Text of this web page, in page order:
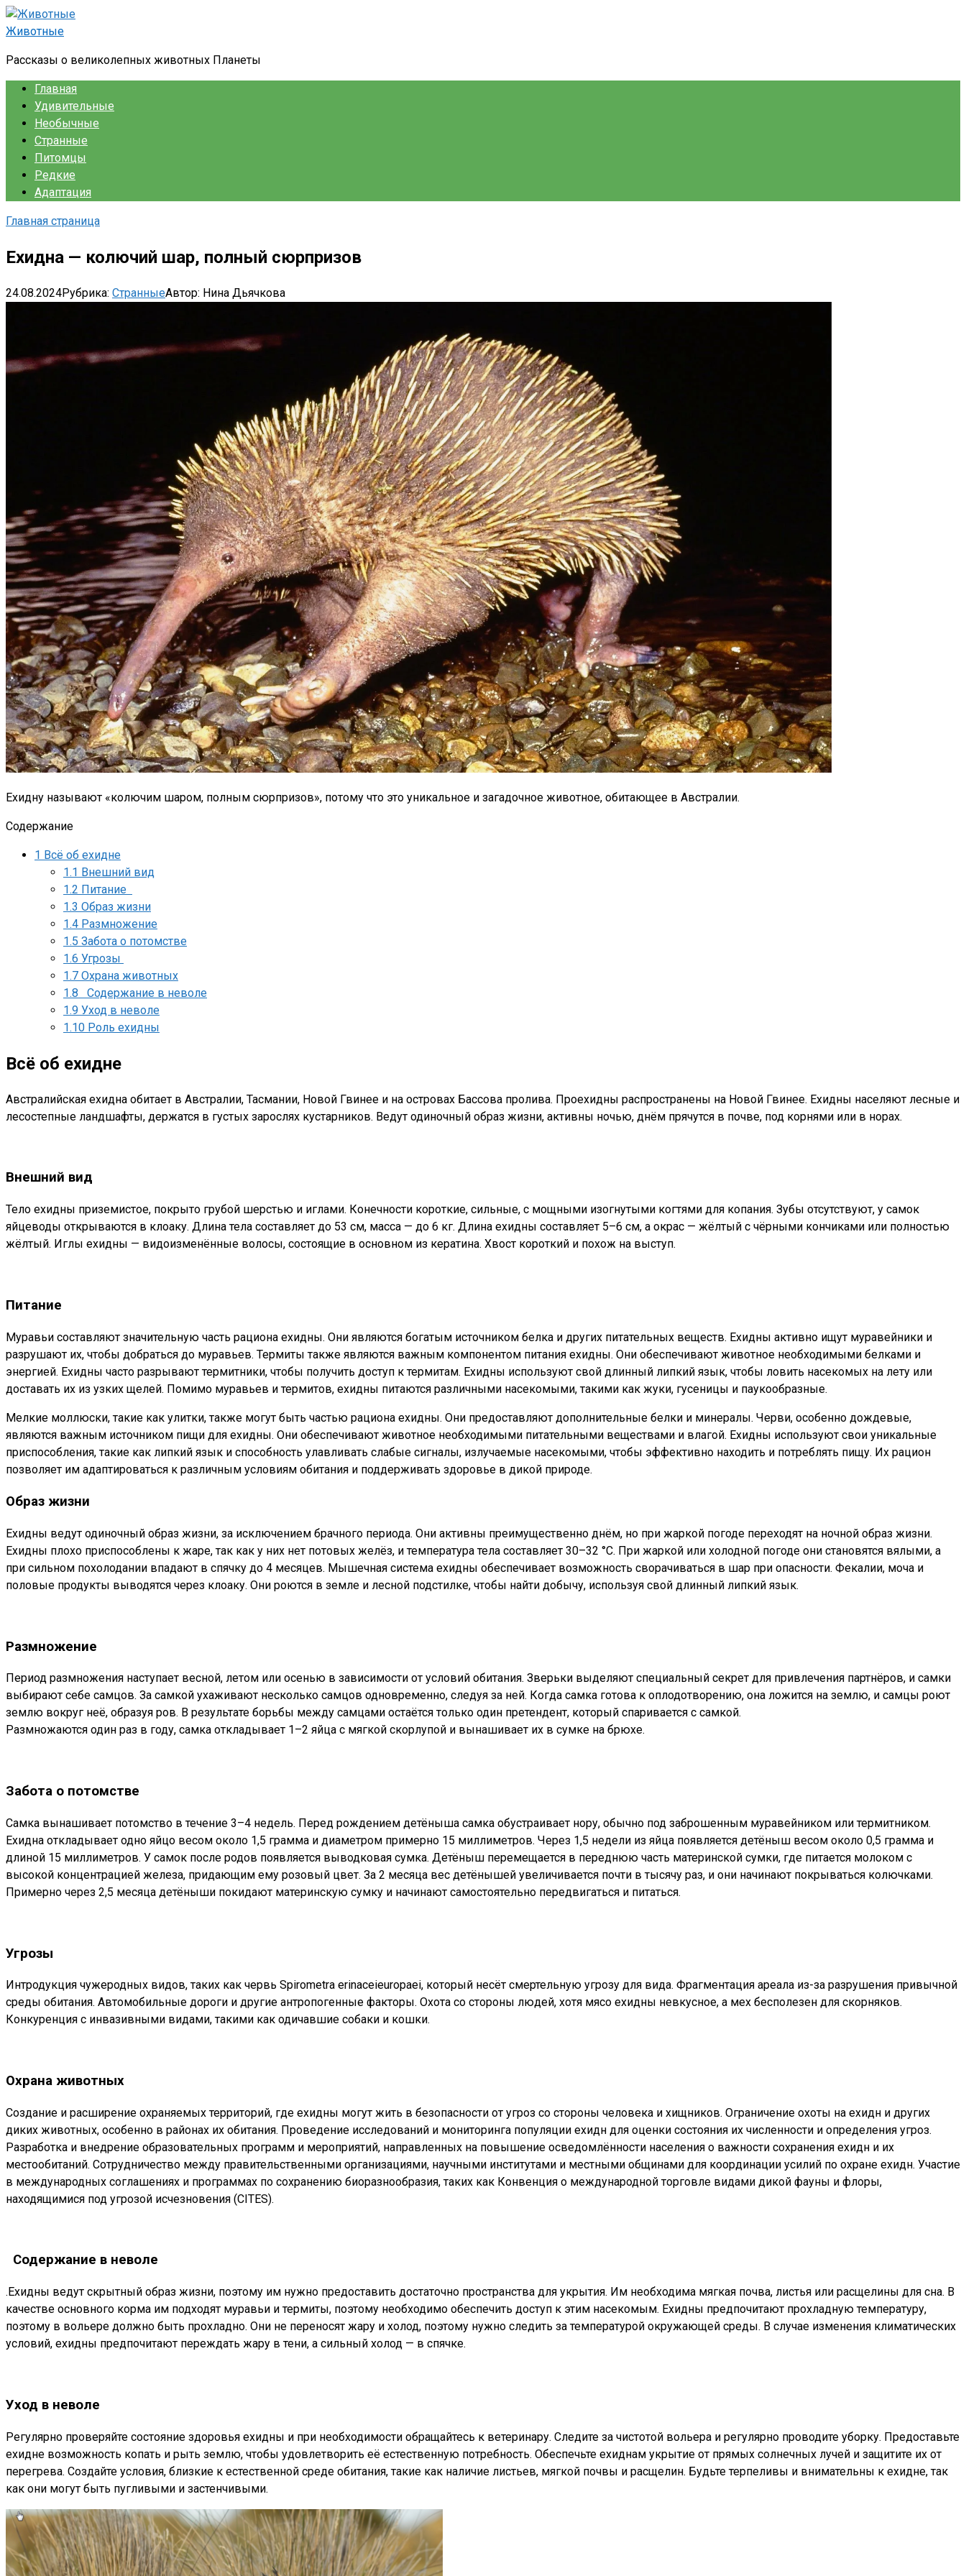
Перейти
к
Животные
Рассказы о великолепных животных Планеты
Главная
Удивительные
Необычные
Странные
Питомцы
Редкие
Адаптация
Главная страница
Ехидна — колючий шар, полный сюрпризов
24.08.2024Рубрика: СтранныеАвтор: Нина Дьячкова
Ехидну называют «колючим шаром, полным сюрпризов», потому что это уникальное и загадочное животное, обитающее в Австралии.
Содержание
1 Всё об ехидне
1.1 Внешний вид
1.2 Питание
1.3 Образ жизни
1.4 Размножение
1.5 Забота о потомстве
1.6 Угрозы
1.7 Охрана животных
1.8 Содержание в неволе
1.9 Уход в неволе
1.10 Роль ехидны
Всё об ехидне
Австралийская ехидна обитает в Австралии, Тасмании, Новой Гвинее и на островах Бассова пролива. Проехидны распространены на Новой Гвинее. Ехидны населяют лесные и
лесостепные ландшафты, держатся в густых зарослях кустарников. Ведут одиночный образ жизни, активны ночью, днём прячутся в почве, под корнями или в норах.
Внешний вид
Тело ехидны приземистое, покрыто грубой шерстью и иглами. Конечности короткие, сильные, с мощными изогнутыми когтями для копания. Зубы отсутствуют, у самок
яйцеводы открываются в клоаку. Длина тела составляет до 53 см, масса — до 6 кг. Длина ехидны составляет 5–6 см, а окрас — жёлтый с чёрными кончиками или полностью
жёлтый. Иглы ехидны — видоизменённые волосы, состоящие в основном из кератина. Хвост короткий и похож на выступ.
Питание
Муравьи составляют значительную часть рациона ехидны. Они являются богатым источником белка и других питательных веществ. Ехидны активно ищут муравейники и
разрушают их, чтобы добраться до муравьев. Термиты также являются важным компонентом питания ехидны. Они обеспечивают животное необходимыми белками и
энергией. Ехидны часто разрывают термитники, чтобы получить доступ к термитам. Ехидны используют свой длинный липкий язык, чтобы ловить насекомых на лету или
доставать их из узких щелей. Помимо муравьев и термитов, ехидны питаются различными насекомыми, такими как жуки, гусеницы и паукообразные.
Мелкие моллюски, такие как улитки, также могут быть частью рациона ехидны. Они предоставляют дополнительные белки и минералы. Черви, особенно дождевые,
являются важным источником пищи для ехидны. Они обеспечивают животное необходимыми питательными веществами и влагой. Ехидны используют свои уникальные
приспособления, такие как липкий язык и способность улавливать слабые сигналы, излучаемые насекомыми, чтобы эффективно находить и потреблять пищу. Их рацион
позволяет им адаптироваться к различным условиям обитания и поддерживать здоровье в дикой природе.
Образ жизни
Ехидны ведут одиночный образ жизни, за исключением брачного периода. Они активны преимущественно днём, но при жаркой погоде переходят на ночной образ жизни.
Ехидны плохо приспособлены к жаре, так как у них нет потовых желёз, и температура тела составляет 30–32 °C. При жаркой или холодной погоде они становятся вялыми, а
при сильном похолодании впадают в спячку до 4 месяцев. Мышечная система ехидны обеспечивает возможность сворачиваться в шар при опасности. Фекалии, моча и
половые продукты выводятся через клоаку. Они роются в земле и лесной подстилке, чтобы найти добычу, используя свой длинный липкий язык.
Размножение
Период размножения наступает весной, летом или осенью в зависимости от условий обитания. Зверьки выделяют специальный секрет для привлечения партнёров, и самки
выбирают себе самцов. За самкой ухаживают несколько самцов одновременно, следуя за ней. Когда самка готова к оплодотворению, она ложится на землю, и самцы роют
землю вокруг неё, образуя ров. В результате борьбы между самцами остаётся только один претендент, который спаривается с самкой.
Размножаются один раз в году, самка откладывает 1–2 яйца с мягкой скорлупой и вынашивает их в сумке на брюхе.
Забота о потомстве
Самка вынашивает потомство в течение 3–4 недель. Перед рождением детёныша самка обустраивает нору, обычно под заброшенным муравейником или термитником.
Ехидна откладывает одно яйцо весом около 1,5 грамма и диаметром примерно 15 миллиметров. Через 1,5 недели из яйца появляется детёныш весом около 0,5 грамма и
длиной 15 миллиметров. У самок после родов появляется выводковая сумка. Детёныш перемещается в переднюю часть материнской сумки, где питается молоком с
высокой концентрацией железа, придающим ему розовый цвет. За 2 месяца вес детёнышей увеличивается почти в тысячу раз, и они начинают покрываться колючками.
Примерно через 2,5 месяца детёныши покидают материнскую сумку и начинают самостоятельно передвигаться и питаться.
Угрозы
Интродукция чужеродных видов, таких как червь Spirometra erinaceieuropaei, который несёт смертельную угрозу для вида. Фрагментация ареала из-за разрушения привычной
среды обитания. Автомобильные дороги и другие антропогенные факторы. Охота со стороны людей, хотя мясо ехидны невкусное, а мех бесполезен для скорняков.
Конкуренция с инвазивными видами, такими как одичавшие собаки и кошки.
Охрана животных
Создание и расширение охраняемых территорий, где ехидны могут жить в безопасности от угроз со стороны человека и хищников. Ограничение охоты на ехидн и других
диких животных, особенно в районах их обитания. Проведение исследований и мониторинга популяции ехидн для оценки состояния их численности и определения угроз.
Разработка и внедрение образовательных программ и мероприятий, направленных на повышение осведомлённости населения о важности сохранения ехидн и их
местообитаний. Сотрудничество между правительственными организациями, научными институтами и местными общинами для координации усилий по охране ехидн. Участие
в международных соглашениях и программах по сохранению биоразнообразия, таких как Конвенция о международной торговле видами дикой фауны и флоры,
находящимися под угрозой исчезновения (CITES).
Содержание в неволе
.Ехидны ведут скрытный образ жизни, поэтому им нужно предоставить достаточно пространства для укрытия. Им необходима мягкая почва, листья или расщелины для сна. В
качестве основного корма им подходят муравьи и термиты, поэтому необходимо обеспечить доступ к этим насекомым. Ехидны предпочитают прохладную температуру,
поэтому в вольере должно быть прохладно. Они не переносят жару и холод, поэтому нужно следить за температурой окружающей среды. В случае изменения климатических
условий, ехидны предпочитают переждать жару в тени, а сильный холод — в спячке.
Уход в неволе
Регулярно проверяйте состояние здоровья ехидны и при необходимости обращайтесь к ветеринару. Следите за чистотой вольера и регулярно проводите уборку. Предоставьте
ехидне возможность копать и рыть землю, чтобы удовлетворить её естественную потребность. Обеспечьте ехиднам укрытие от прямых солнечных лучей и защитите их от
перегрева. Создайте условия, близкие к естественной среде обитания, такие как наличие листьев, мягкой почвы и расщелин. Будьте терпеливы и внимательны к ехидне, так
как они могут быть пугливыми и застенчивыми.